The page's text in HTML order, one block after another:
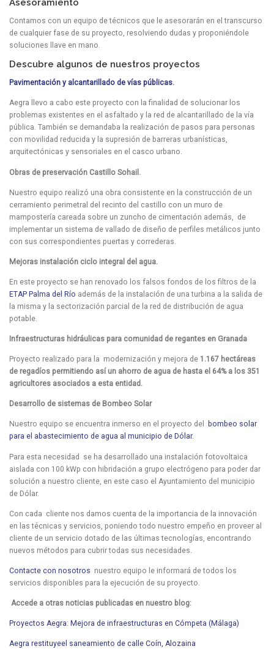
Asesoramiento
Contamos con un equipo de técnicos que le asesorarán en el transcurso
de cualquier fase de su proyecto, resolviendo dudas y proponiéndole
soluciones llave en mano.
Descubre algunos de nuestros proyectos
Pavimentación y alcantarillado de vías públicas.
Aegra llevo a cabo este proyecto con la finalidad de solucionar los
problemas existentes en el asfaltado y la red de alcantarillado de la vía
pública. También se demandaba la realización de pasos para personas
con movilidad reducida y la supresión de barreras urbanísticas,
arquitectónicas y sensoriales en el casco urbano.
Obras de preservación Castillo Sohail.
Nuestro equipo realizó una obra consistente en la construcción de un
cerramiento perimetral del recinto del castillo con un muro de
mampostería careada sobre un zuncho de cimentación además, de
implementar un sistema de vallado de diseño de perfiles metálicos junto
con sus correspondientes puertas y correderas.
Mejoras instalación ciclo integral del agua.
En este proyecto se han renovado los falsos fondos de los filtros de la
ETAP Palma del Río además de la instalación de una turbina a la salida de
la misma y la sectorización parcial de la red de distribución de agua
potable.
Infraestructuras hidráulicas para comunidad de regantes en Granada
Proyecto realizado para la modernización y mejora de 1.167 hectáreas
de regadíos permitiendo así un ahorro de agua de hasta el 64% a los 351
agricultores asociados a esta entidad.
Desarrollo de sistemas de Bombeo Solar
Nuestro equipo se encuentra inmerso en el proyecto del
bombeo solar
para el abastecimiento de agua al municipio de Dólar.
Para esta necesidad se ha desarrollado una instalación fotovoltaica
aislada con 100 kWp con hibridación a grupo electrógeno para poder dar
solución a nuestro cliente, en este caso el Ayuntamiento del municipio
de Dólar.
Con cada cliente nos damos cuenta de la importancia de la innovación
en las técnicas y servicios, poniendo todo nuestro empeño en proveer al
cliente de un servicio dotado de las últimas tecnologías, encontrando
nuevos métodos para cubrir todas sus necesidades.
Contacte con nosotros nuestro equipo le informará de todos los
servicios disponibles para la ejecución de su proyecto.
Accede a otras noticias publicadas en nuestro blog:
Proyectos Aegra: Mejora de infraestructuras en Cómpeta (Málaga)
Aegra restituyeel saneamiento de calle Coín, Alozaina